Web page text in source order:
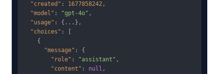
"created" : 1677858242,
"model" : "gpt-4o" ,
"usage" : { ... } ,
"choices" :
{
"message" :
{
"role" : "assistant" ,
"content" : null ,